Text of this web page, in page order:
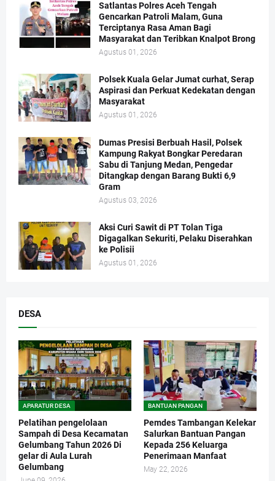
Satlantas Polres Aceh Tengah
Gencarkan Patroli Malam, Guna
Terciptanya Rasa Aman Bagi
Masyarakat dan Teribkan Knalpot Brong
Agustus 01, 2026
Polsek Kuala Gelar Jumat curhat, Serap
Aspirasi dan Perkuat Kedekatan dengan
Masyarakat
Agustus 01, 2026
Dumas Presisi Berbuah Hasil, Polsek
Kampung Rakyat Bongkar Peredaran
Sabu di Tanjung Medan, Pengedar
Ditangkap dengan Barang Bukti 6,9
Gram
Agustus 03, 2026
Aksi Curi Sawit di PT Tolan Tiga
Digagalkan Sekuriti, Pelaku Diserahkan
ke Polisii
Agustus 01, 2026
DESA
APARATUR DESA
Pelatihan pengelolaan
Sampah di Desa Kecamatan
Gelumbang Tahun 2026 Di
gelar di Aula Lurah
Gelumbang
BANTUAN PANGAN
Pemdes Tambangan Kelekar
Salurkan Bantuan Pangan
Kepada 256 Keluarga
Penerimaan Manfaat
May 22, 2026